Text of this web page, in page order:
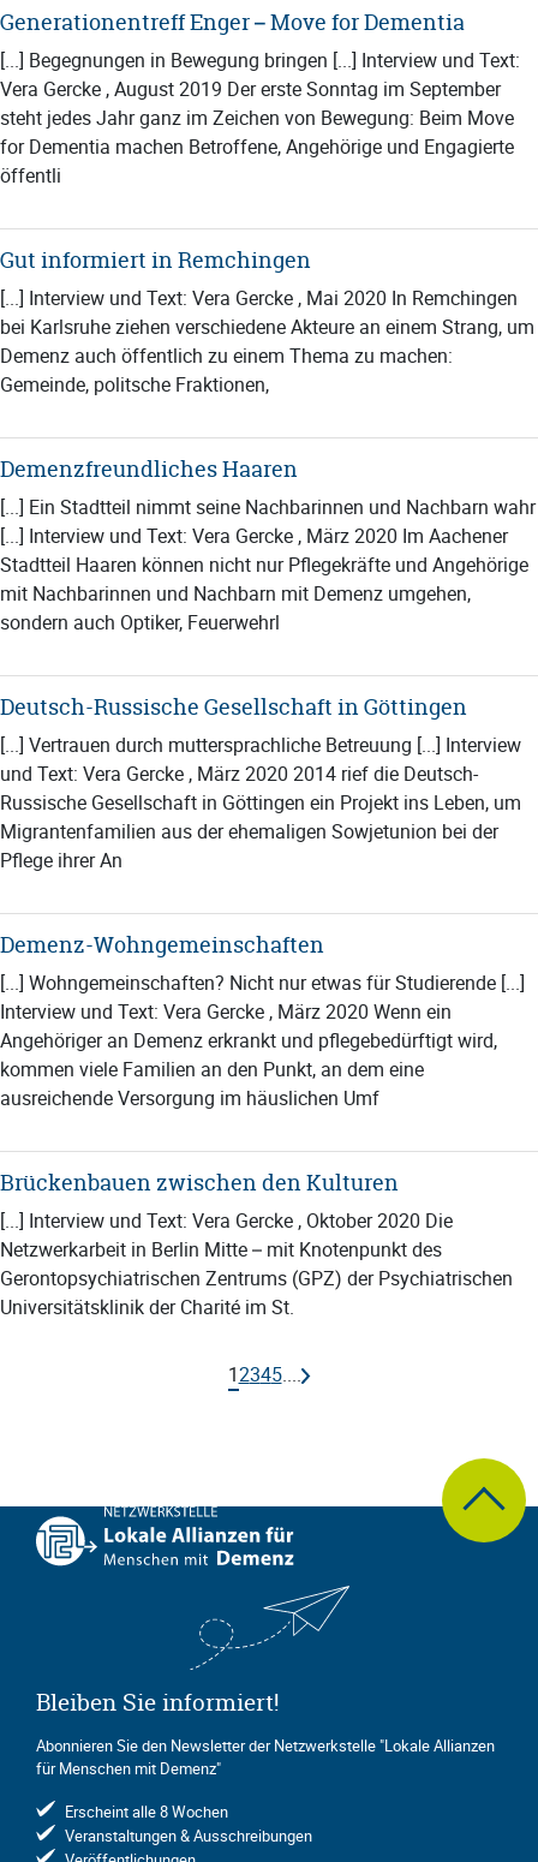
Generationentreff Enger – Move for Dementia
[...] Begegnungen in Bewegung bringen [...] Interview und Text:
Vera Gercke , August 2019 Der erste Sonntag im September
steht jedes Jahr ganz im Zeichen von Bewegung: Beim Move
for Dementia machen Betroffene, Angehörige und Engagierte
öffentli
Gut informiert in Remchingen
[...] Interview und Text: Vera Gercke , Mai 2020 In Remchingen
bei Karlsruhe ziehen verschiedene Akteure an einem Strang, um
Demenz auch öffentlich zu einem Thema zu machen:
Gemeinde, politsche Fraktionen,
Demenzfreundliches Haaren
[...] Ein Stadtteil nimmt seine Nachbarinnen und Nachbarn wahr
[...] Interview und Text: Vera Gercke , März 2020 Im Aachener
Stadtteil Haaren können nicht nur Pflegekräfte und Angehörige
mit Nachbarinnen und Nachbarn mit Demenz umgehen,
sondern auch Optiker, Feuerwehrl
Deutsch-Russische Gesellschaft in Göttingen
[...] Vertrauen durch muttersprachliche Betreuung [...] Interview
und Text: Vera Gercke , März 2020 2014 rief die Deutsch-
Russische Gesellschaft in Göttingen ein Projekt ins Leben, um
Migrantenfamilien aus der ehemaligen Sowjetunion bei der
Pflege ihrer An
Demenz-Wohngemeinschaften
[...] Wohngemeinschaften? Nicht nur etwas für Studierende [...]
Interview und Text: Vera Gercke , März 2020 Wenn ein
Angehöriger an Demenz erkrankt und pflegebedürftigt wird,
kommen viele Familien an den Punkt, an dem eine
ausreichende Versorgung im häuslichen Umf
Brückenbauen zwischen den Kulturen
[...] Interview und Text: Vera Gercke , Oktober 2020 Die
Netzwerkarbeit in Berlin Mitte – mit Knotenpunkt des
Gerontopsychiatrischen Zentrums (GPZ) der Psychiatrischen
Universitätsklinik der Charité im St.
12345....
Bleiben Sie informiert!
Abonnieren Sie den Newsletter der Netzwerkstelle "Lokale Allianzen
für Menschen mit Demenz"
Erscheint alle 8 Wochen
Veranstaltungen & Ausschreibungen
zum